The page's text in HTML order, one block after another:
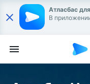
Атласбас
В